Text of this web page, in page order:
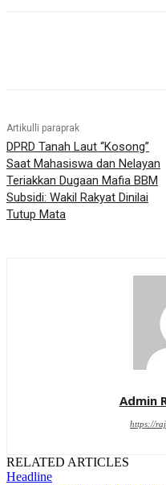
Artikulli paraprak
DPRD Tanah Laut “Kosong”
Saat Mahasiswa dan Nelayan
Teriakkan Dugaan Mafia BBM
Subsidi: Wakil Rakyat Dinilai
Tutup Mata
Admin
https://
RELATED ARTICLES
Headline